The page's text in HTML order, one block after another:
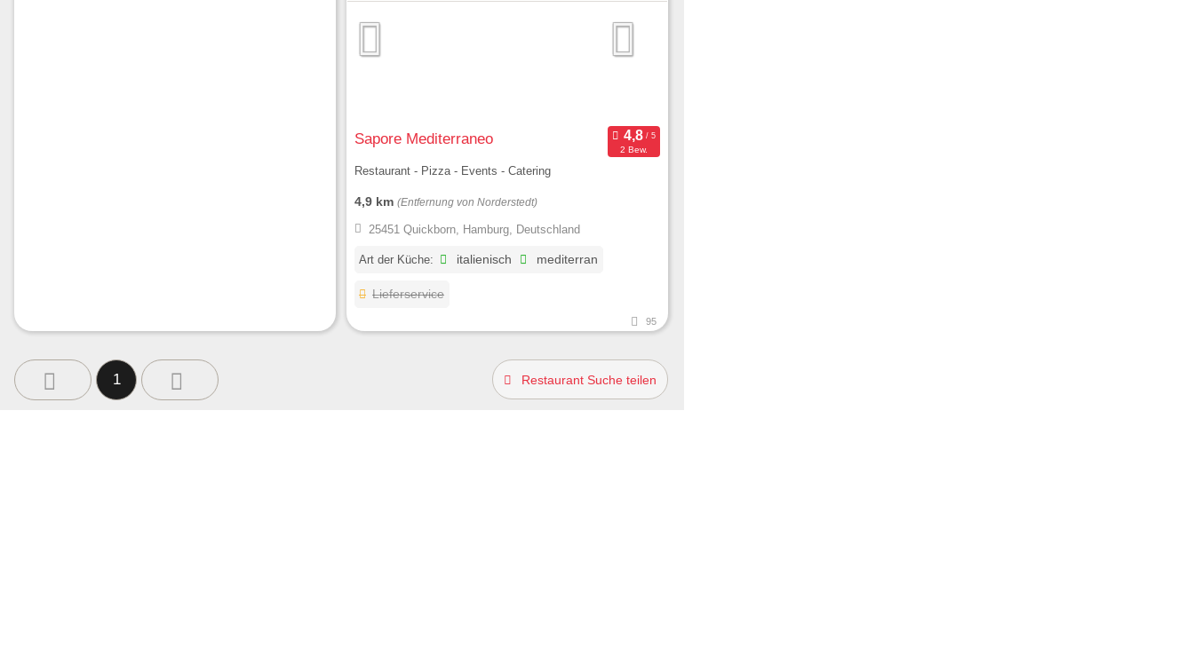
Sapore Mediterraneo
2 Bew.
Restaurant - Pizza - Events - Catering
4,9 km (Entfernung von Norderstedt)
25451 Quickborn, Hamburg, Deutschland
Art der Küche: italienisch mediterran
Lieferservice
95
1 Restaurant Suche teilen